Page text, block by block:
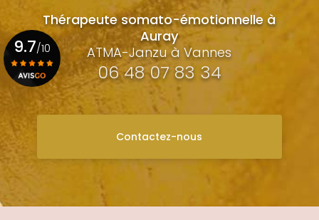
Thérapeute somato-émotionnelle à
Auray
ATMA-Janzu à Vannes
06 48 07 83 34
Contactez-nous
9.7/10
Voir le certificat